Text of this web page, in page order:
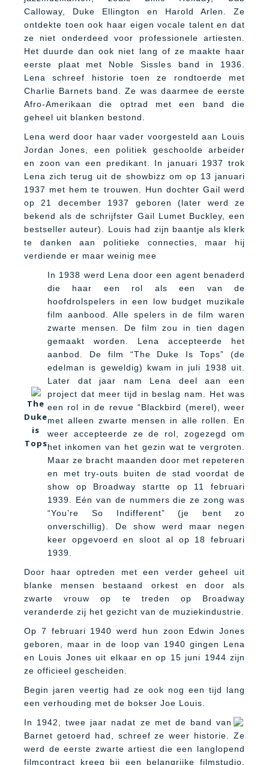
Calloway, Duke Ellington en Harold Arlen. Ze
ontdekte toen ook haar eigen vocale talent en dat
ze niet onderdeed voor professionele artiesten.
Het duurde dan ook niet lang of ze maakte haar
eerste plaat met Noble Sissles band in 1936.
Lena schreef historie toen ze rondtoerde met
Charlie Barnets band. Ze was daarmee de eerste
Afro-Amerikaan die optrad met een band die
geheel uit blanken bestond.
Lena werd door haar vader voorgesteld aan Louis
Jordan Jones, een politiek geschoolde arbeider
en zoon van een predikant. In januari 1937 trok
Lena zich terug uit de showbizz om op 13 januari
1937 met hem te trouwen. Hun dochter Gail werd
op 21 december 1937 geboren (later werd ze
bekend als de schrijfster Gail Lumet Buckley, een
bestseller auteur). Louis had zijn baantje als klerk
te danken aan politieke connecties, maar hij
verdiende er maar weinig mee
The
Duke
is
Tops
In 1938 werd Lena door een agent benaderd
die haar een rol als een van de
hoofdrolspelers in een low budget muzikale
film aanbood. Alle spelers in de film waren
zwarte mensen. De film zou in tien dagen
gemaakt worden. Lena accepteerde het
aanbod. De film “The Duke Is Tops” (de
edelman is geweldig) kwam in juli 1938 uit.
Later dat jaar nam Lena deel aan een
project dat meer tijd in beslag nam. Het was
een rol in de revue “Blackbird (merel), weer
met alleen zwarte mensen in alle rollen. En
weer accepteerde ze de rol, zogezegd om
het inkomen van het gezin wat te vergroten.
Maar ze bracht maanden door met repeteren
en met try-outs buiten de stad voordat de
show op Broadway startte op 11 februari
1939. Eén van de nummers die ze zong was
“You’re So Indifferent” (je bent zo
onverschillig). De show werd maar negen
keer opgevoerd en sloot al op 18 februari
1939.
Door haar optreden met een verder geheel uit
blanke mensen bestaand orkest en door als
zwarte vrouw op te treden op Broadway
veranderde zij het gezicht van de muziekindustrie.
Op 7 februari 1940 werd hun zoon Edwin Jones
geboren, maar in de loop van 1940 gingen Lena
en Louis Jones uit elkaar en op 15 juni 1944 zijn
ze officieel gescheiden.
Begin jaren veertig had ze ook nog een tijd lang
een verhouding met de bokser Joe Louis.
In 1942, twee jaar nadat ze met de band van
Barnet getoerd had, schreef ze weer historie. Ze
werd de eerste zwarte artiest die een langlopend
filmcontract kreeg bij een belangrijke filmstudio.